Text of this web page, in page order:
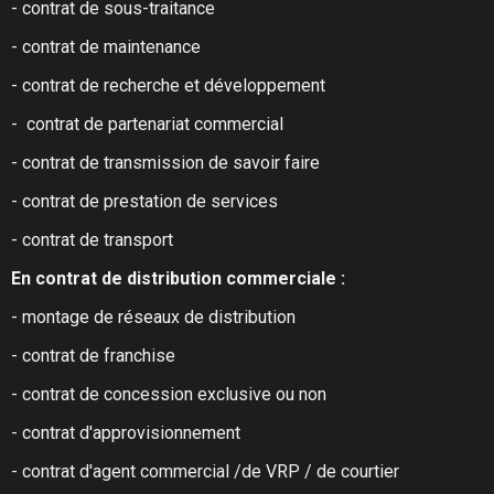
- contrat de sous-traitance
- contrat de maintenance
- contrat de recherche et développement
- contrat de partenariat commercial
- contrat de transmission de savoir faire
- contrat de prestation de services
- contrat de transport
En contrat de distribution commerciale :
- montage de réseaux de distribution
- contrat de franchise
- contrat de concession exclusive ou non
- contrat d'approvisionnement
- contrat d'agent commercial /de VRP / de courtier